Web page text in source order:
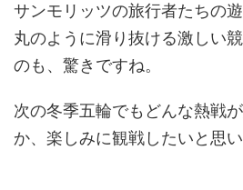
サンモリッツの旅行者たちの
丸のように滑り抜ける激しい
のも、驚きですね。
次の冬季五輪でもどんな熱戦
か、楽しみに観戦したいと思い